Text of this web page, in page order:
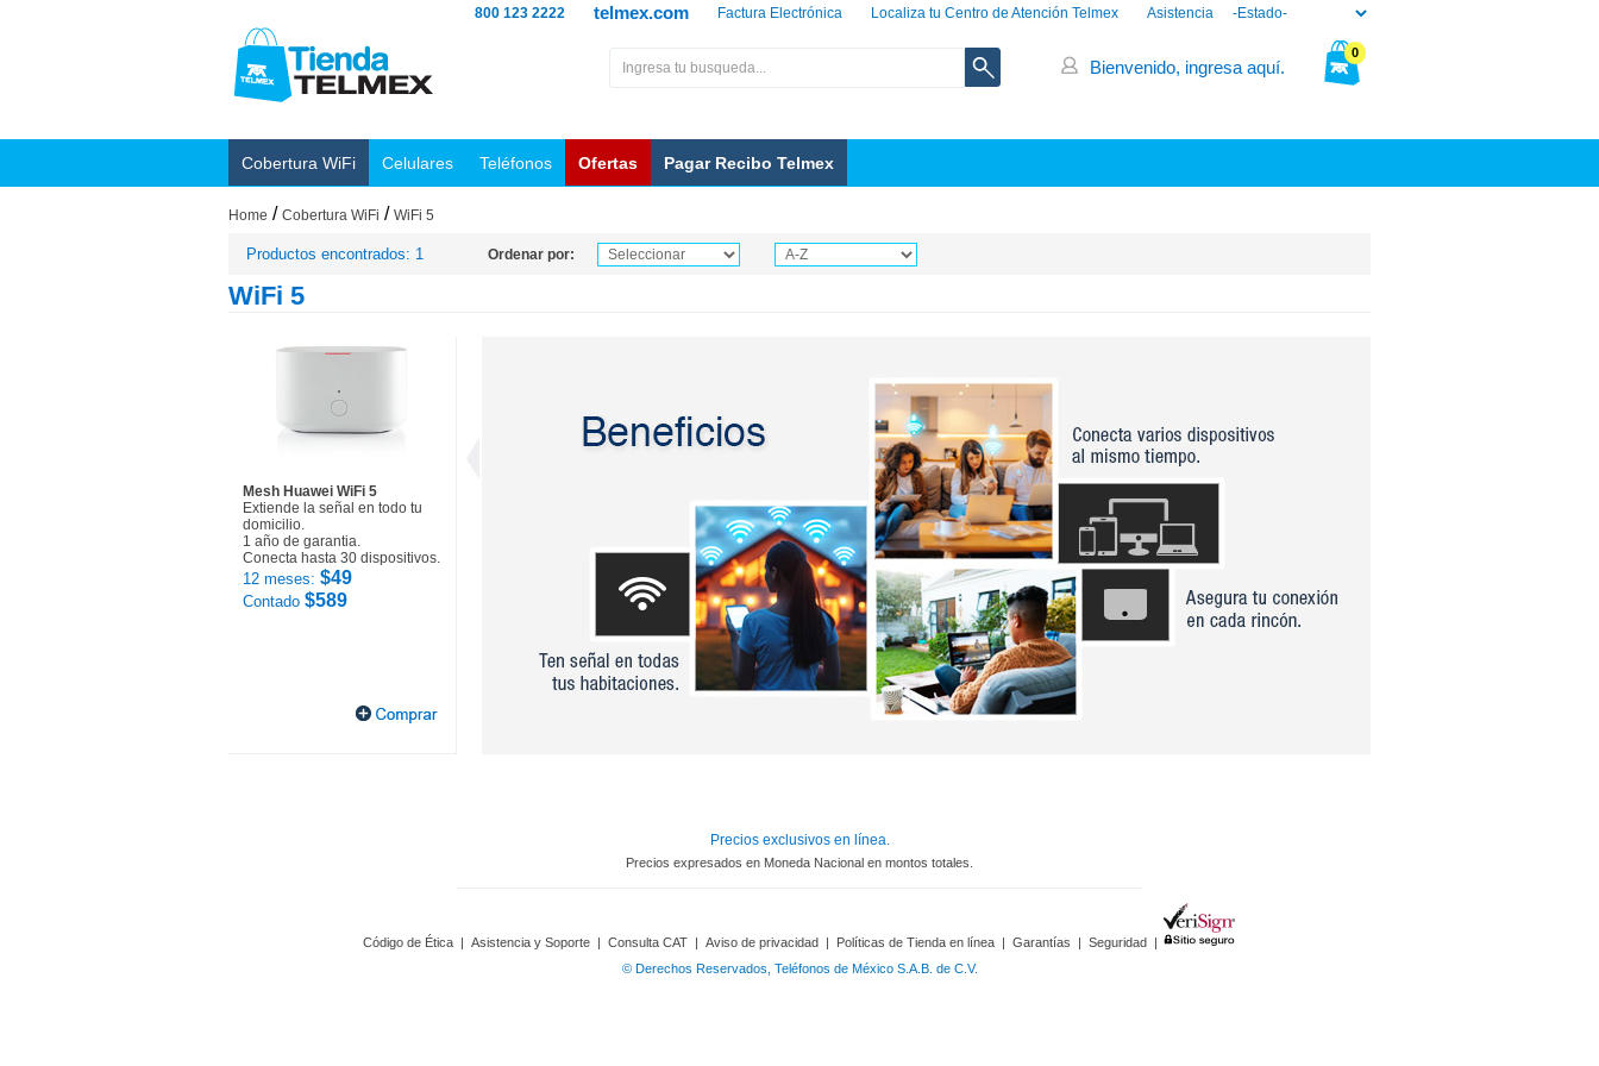
Asistencia
Localiza tu Centro de Atención Telmex
Factura Electrónica
telmex.com
800 123 2222
0
Bienvenido, ingresa aquí.
Cobertura WiFi Celulares Teléfonos Ofertas Pagar Recibo Telmex
Home / Cobertura WiFi / WiFi 5
Productos encontrados: 1 Ordenar por:
WiFi 5
Mesh Huawei WiFi 5
Extiende la señal en todo tu
domicilio.
1 año de garantia.
Conecta hasta 30 dispositivos.
12 meses: $49
Contado $589
Precios exclusivos en línea.
Precios expresados en Moneda Nacional en montos totales.
Código de Ética | Asistencia y Soporte | Consulta CAT | Aviso de privacidad | Políticas de Tienda en línea | Garantías | Seguridad |
© Derechos Reservados, Teléfonos de México S.A.B. de C.V.